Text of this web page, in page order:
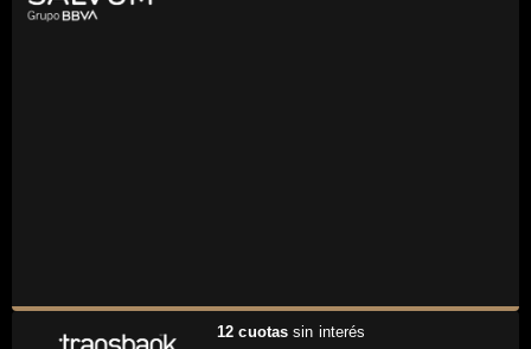
12 cuotas sin interés